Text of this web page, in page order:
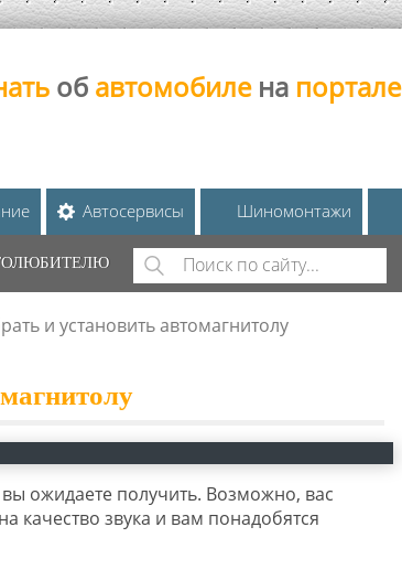
об автомобиле на портале
Автосервисы Шиномонтажи
ФОРМА ПОИСКА
Поиск
и установить автомагнитолу
ожидаете получить. Возможно, вас
качество звука и вам понадобятся